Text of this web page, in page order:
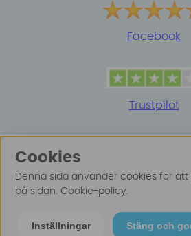
Facebook
Trustpilot
mer här
Cookies
Denna sida använder cookies för
på sidan. Cookie-policy.
Inställningar Stäng och